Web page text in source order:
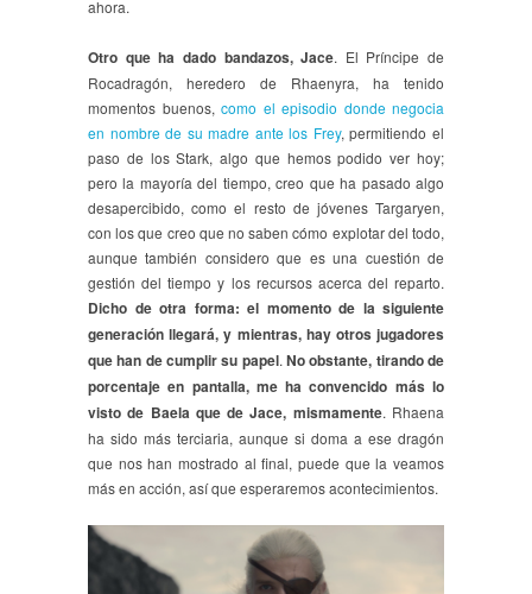
ahora.
Otro que ha dado bandazos, Jace. El Príncipe de
Rocadragón, heredero de Rhaenyra, ha tenido
momentos buenos, como el episodio donde negocia
en nombre de su madre ante los Frey, permitiendo el
paso de los Stark, algo que hemos podido ver hoy;
pero la mayoría del tiempo, creo que ha pasado algo
desapercibido, como el resto de jóvenes Targaryen,
con los que creo que no saben cómo explotar del todo,
aunque también considero que es una cuestión de
gestión del tiempo y los recursos acerca del reparto.
Dicho de otra forma: el momento de la siguiente
generación llegará, y mientras, hay otros jugadores
que han de cumplir su papel.No obstante, tirando de
porcentaje en pantalla, me ha convencido más lo
visto de Baela que de Jace, mismamente. Rhaena
ha sido más terciaria, aunque si doma a ese dragón
que nos han mostrado al final, puede que la veamos
más en acción, así que esperaremos acontecimientos.